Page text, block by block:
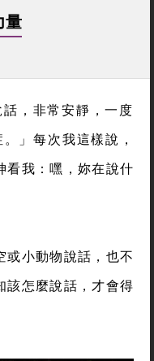
量
，非常安靜，一度
」每次我這樣說，
看我：嘿，妳在說什
或小動物說話，也不
該怎麼說話，才會得